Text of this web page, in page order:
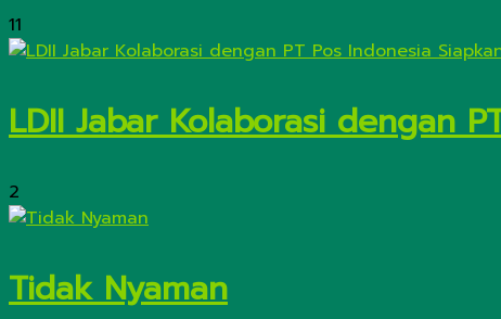
11
LDII Jabar Kolaborasi dengan
2
Tidak Nyaman